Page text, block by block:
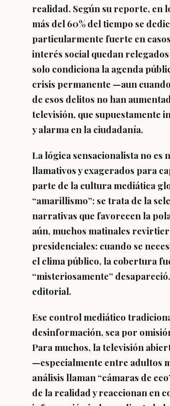
realidad. Según su reporte, en
más del 60% del tiempo se
particularmente fuerte en
interés social quedan
solo condiciona la agenda
crisis permanente —aun
de esos delitos no han
televisión, que supuestamente
y alarma en la ciudadanía.
La lógica sensacionalista no es
llamativos y exagerados para
parte de la cultura mediática
“amarillismo”: se trata de la
narrativas que favorecen la
aún, muchos matinales
presidenciales: cuando se
el clima público, la cobertura
“misteriosamente”
editorial.
Ese control mediático
desinformación, sea por
Para muchos, la televisión
—especialmente entre adultos
análisis llaman “cámaras de
de la realidad y reaccionan en